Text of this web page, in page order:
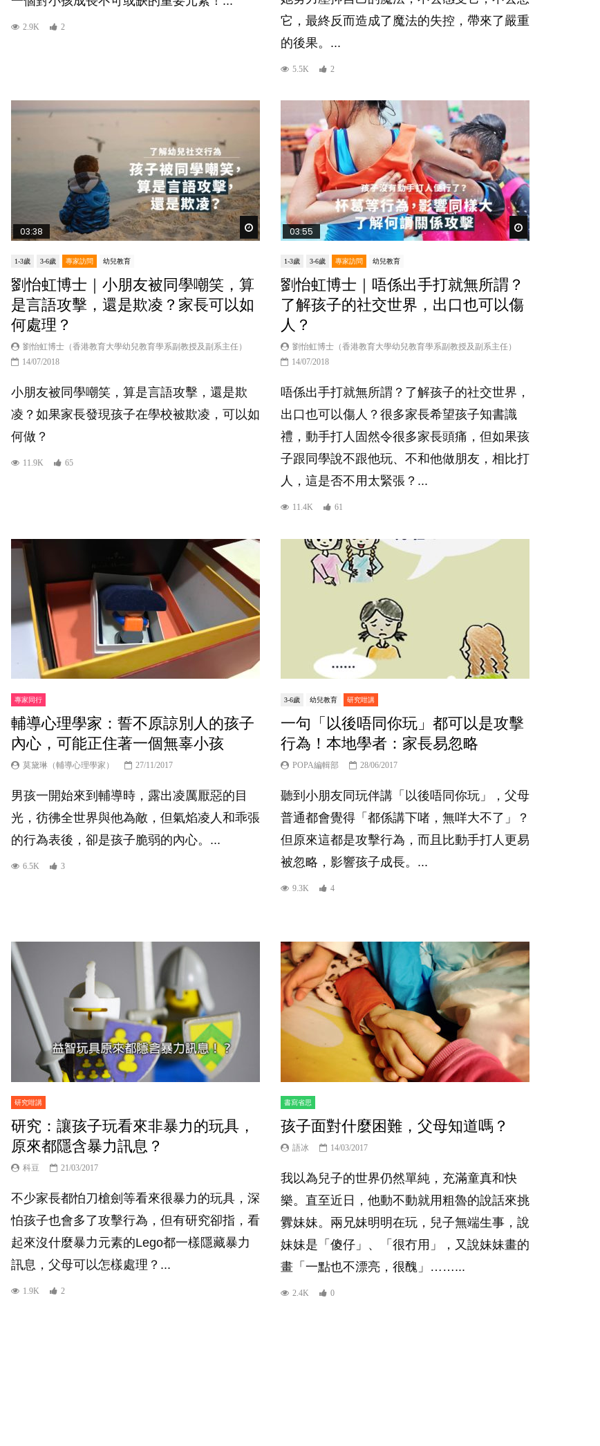
2.9K 2
它，最終反而造成了魔法的失控，帶來了嚴重
的後果。...
5.5K 2
Watch Later
03:38
1-3歲 3-6歲 專家訪問 幼兒教育
劉怡虹博士｜小朋友被同學嘲笑，算
是言語攻擊，還是欺凌？家長可以如
何處理？
劉怡虹博士（香港教育大學幼兒教育學系副教授及副系主任）
14/07/2018
小朋友被同學嘲笑，算是言語攻擊，還是欺
凌？如果家長發現孩子在學校被欺凌，可以如
何做？
11.9K 65
Watch Later
03:55
1-3歲 3-6歲 專家訪問 幼兒教育
劉怡虹博士｜唔係出手打就無所謂？
了解孩子的社交世界，出口也可以傷
人？
劉怡虹博士（香港教育大學幼兒教育學系副教授及副系主任）
14/07/2018
唔係出手打就無所謂？了解孩子的社交世界，
出口也可以傷人？很多家長希望孩子知書識
禮，動手打人固然令很多家長頭痛，但如果孩
子跟同學說不跟他玩、不和他做朋友，相比打
人，這是否不用太緊張？...
11.4K 61
專家同行
輔導心理學家：誓不原諒別人的孩子
內心，可能正住著一個無辜小孩
莫黛琳（輔導心理學家） 27/11/2017
男孩一開始來到輔導時，露出凌厲厭惡的目
光，彷彿全世界與他為敵，但氣焰凌人和乖張
的行為表後，卻是孩子脆弱的內心。...
6.5K 3
3-6歲 幼兒教育 研究咁講
一句「以後唔同你玩」都可以是攻擊
行為！本地學者：家長易忽略
POPA編輯部 28/06/2017
聽到小朋友同玩伴講「以後唔同你玩」，父母
普通都會覺得「都係講下啫，無咩大不了」？
但原來這都是攻擊行為，而且比動手打人更易
被忽略，影響孩子成長。...
9.3K 4
研究咁講
研究：讓孩子玩看來非暴力的玩具，
原來都隱含暴力訊息？
科豆 21/03/2017
不少家長都怕刀槍劍等看來很暴力的玩具，深
怕孩子也會多了攻擊行為，但有研究卻指，看
起來沒什麼暴力元素的Lego都一樣隱藏暴力
訊息，父母可以怎樣處理？...
1.9K 2
書寫省思
孩子面對什麼困難，父母知道嗎？
語冰 14/03/2017
我以為兒子的世界仍然單純，充滿童真和快
樂。直至近日，他動不動就用粗魯的說話來挑
釁妹妹。兩兄妹明明在玩，兒子無端生事，說
妹妹是「傻仔」、「很冇用」，又說妹妹畫的
畫「一點也不漂亮，很醜」……...
2.4K 0